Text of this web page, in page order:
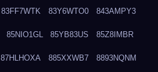
83FF7WTK 83Y6WTO0 843AMPY3
85NIO1GL 85YB83US 85Z8IMBR
87HLHOXA 885XXWB7 8893NQNM